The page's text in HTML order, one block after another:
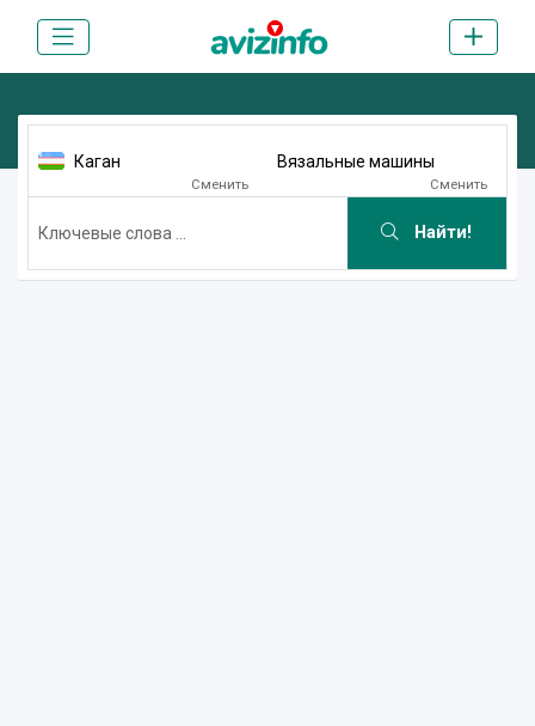
Каган
Сменить
Вязальные машины
Сменить
Найти!